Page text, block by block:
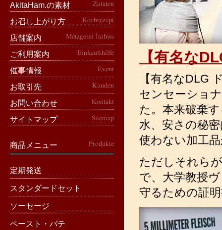
AkitaHam.の素材 Zutaten
お召し上がり方 Kochrezept
店舗案内 Metzgerei Imbiss
ご利用案内 Einkaufshilfe
催事情報 Event
お取引先 Kunden
お問い合わせ Kontakt
サイトマップ Sitemap
商品メニュー Produkte
定期発送
スタンダードセット
ソーセージ
ペースト・パテ
【有名な
【有名なDLG
センセーショ
た。本来破棄
水、安さの秘
使わない加工
ただしそれら
で、大学教授
守るための証